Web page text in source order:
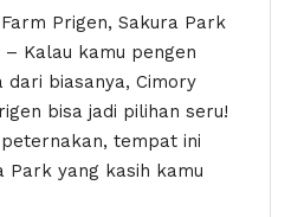
Prigen, Sakura Park
– Kalau kamu pengen
dari biasanya, Cimory
bisa jadi pilihan seru!
tempat ini
Park yang kasih kamu